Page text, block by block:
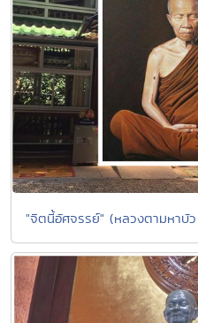
"จิตนี้อัศจรรย์" (หลวงตามหา